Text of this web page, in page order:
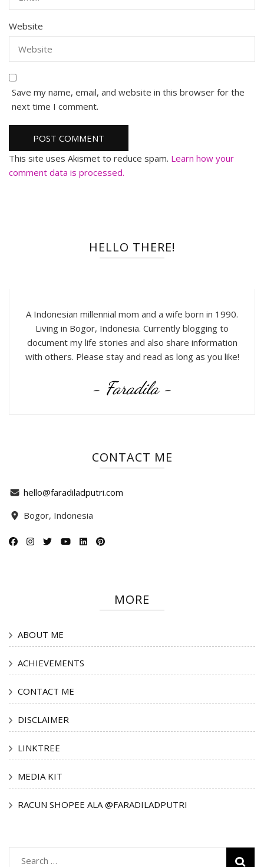
Website
Save my name, email, and website in this browser for the
next time I comment.
This site uses Akismet to reduce spam. Learn how your
comment data is processed.
HELLO THERE!
A Indonesian millennial mom and a wife born in 1990.
Living in Bogor, Indonesia. Currently blogging to
document my life stories and also share information
with others. Please stay and read as long as you like!
- Faradila -
CONTACT ME
hello@faradiladputri.com
Bogor, Indonesia
MORE
ABOUT ME
ACHIEVEMENTS
CONTACT ME
DISCLAIMER
LINKTREE
MEDIA KIT
RACUN SHOPEE ALA @FARADILADPUTRI
Search